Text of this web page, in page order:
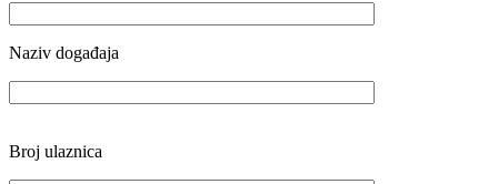
Naziv događaja
Broj ulaznica